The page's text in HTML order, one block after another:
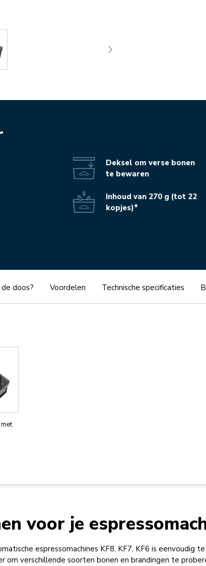
Deksel om verse bonen
te bewaren
Inhoud van 270 g (tot 22
kopjes)*
doos? Voordelen Technische specificaties
voor je
espressomachines KF8, KF7, KF6 is eenvoudig
om verschillende soorten bonen en brandingen te